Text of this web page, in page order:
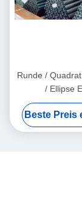
Runde /
/ Ellipse
Schweißrohren
verzinkter und
Beste Preis